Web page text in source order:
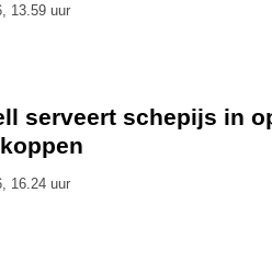
13.59 uur
serveert schepijs in
16.24 uur